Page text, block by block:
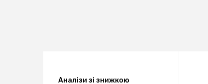
Аналізи зі знижкою